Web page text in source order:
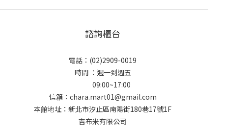
諮詢櫃台
電話：(02)2909-0019
時間 ：週一到週五
09:00~17:00
信箱：chara.mart01@gmail.com
本館地址：新北市汐止區南陽街180巷17號1F
吉布米有限公司